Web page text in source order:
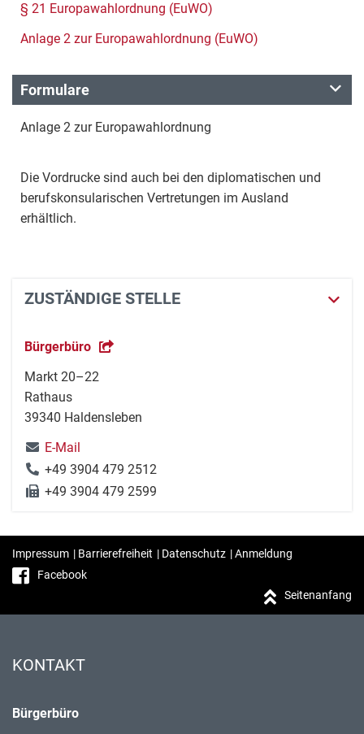
§ 21 Europawahlordnung (EuWO)
Anlage 2 zur Europawahlordnung (EuWO)
Formulare
Anlage 2 zur Europawahlordnung
Die Vordrucke sind auch bei den diplomatischen und
berufskonsularischen Vertretungen im Ausland
erhältlich.
ZUSTÄNDIGE STELLE
Bürgerbüro
Markt 20–22
Rathaus
39340 Haldensleben
E-Mail
+49 3904 479 2512
+49 3904 479 2599
Impressum | Barrierefreiheit | Datenschutz |Anmeldung
Facebook
Seitenanfang
KONTAKT
Bürgerbüro